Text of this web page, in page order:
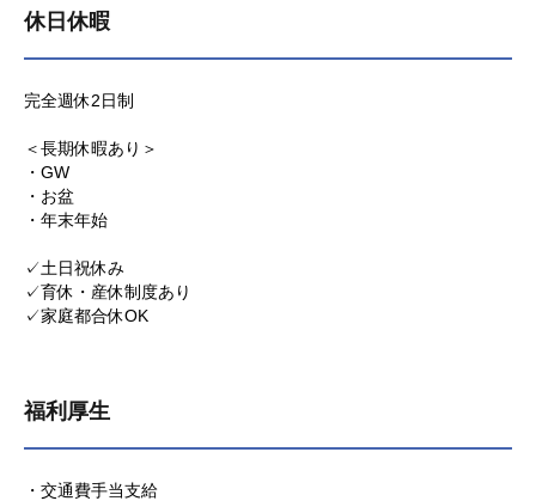
休日休暇
完全週休2日制
＜長期休暇あり＞
・GW
・お盆
・年末年始
✓土日祝休み
✓育休・産休制度あり
✓家庭都合休OK
福利厚生
・交通費手当支給